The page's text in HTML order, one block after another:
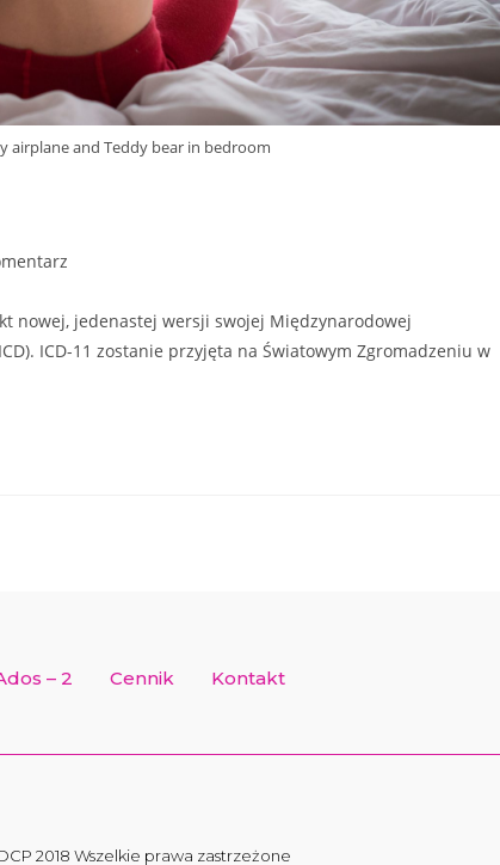
airplane and Teddy bear in bedroom
nowej, jedenastej wersji swojej Międzynarodowej
ICD-11 zostanie przyjęta na Światowym Zgromadzeniu w
– 2 Cennik Kontakt
2018 Wszelkie prawa zastrzeżone